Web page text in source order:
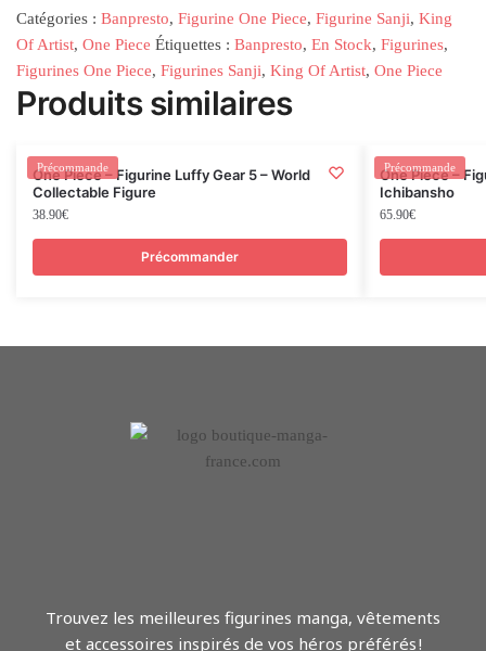
Catégories : Banpresto, Figurine One Piece, Figurine Sanji, King
Of Artist, One Piece Étiquettes : Banpresto, En Stock, Figurines,
Figurines One Piece, Figurines Sanji, King Of Artist, One Piece
Produits similaires
Précommande
One Piece – Figurine Luffy Gear 5 – World
Collectable Figure
38.90€
Précommander
Précommande
One Piece –
Ichibansho
65.90€
Trouvez les meilleures figurines manga, vêtements
et accessoires inspirés de vos héros préférés !